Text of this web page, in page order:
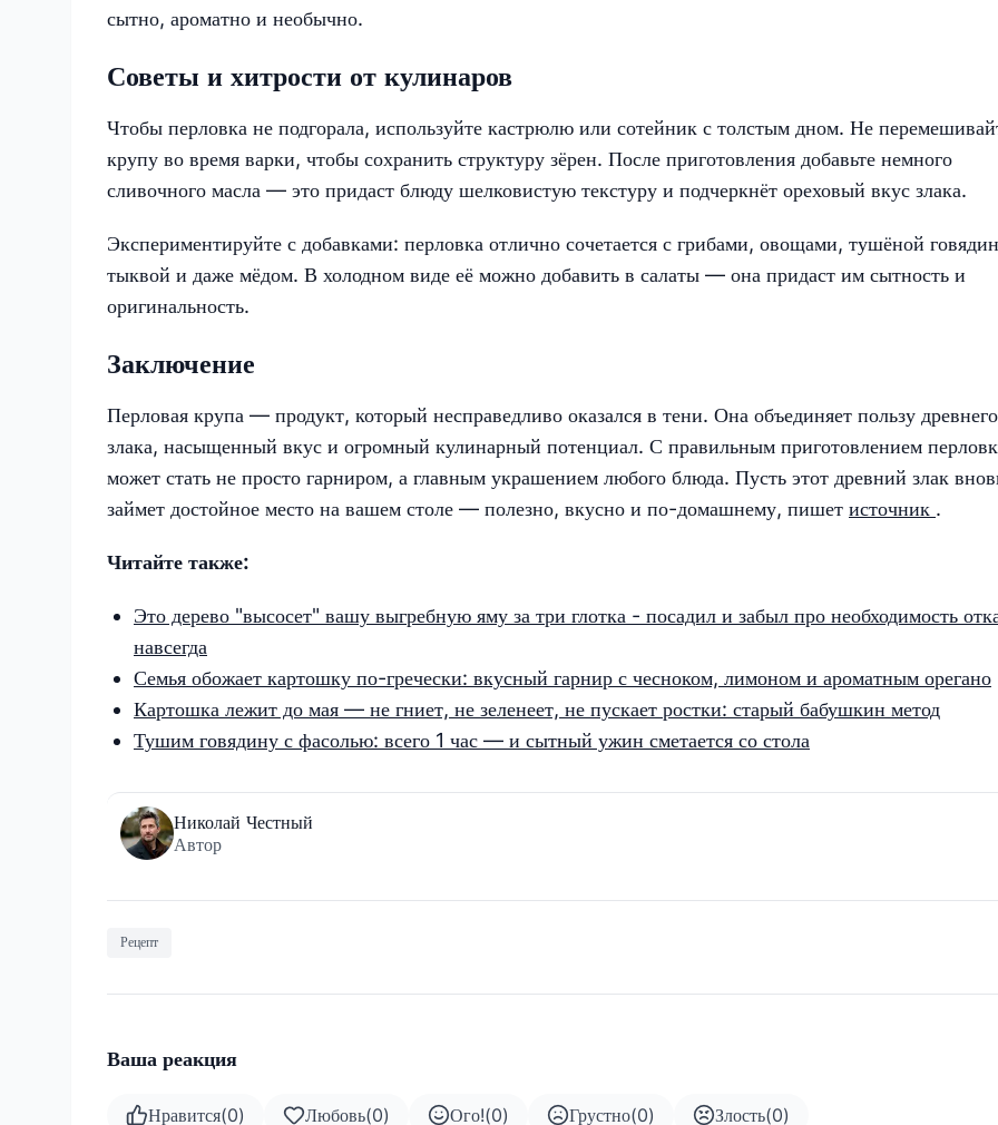
сытно, ароматно и необычно.
Советы и хитрости от кулинаров
Чтобы перловка не подгорала, используйте кастрюлю или сотейник с толстым дном. Не
крупу во время варки, чтобы сохранить структуру зёрен. После приготовления добавьте немного
сливочного масла — это придаст блюду шелковистую текстуру и подчеркнёт ореховый вкус злака.
Экспериментируйте с добавками: перловка отлично сочетается с грибами, овощами, тушёной
тыквой и даже мёдом. В холодном виде её можно добавить в салаты — она придаст им сытность и
оригинальность.
Заключение
Перловая крупа — продукт, который несправедливо оказался в тени. Она объединяет пользу древнего
злака, насыщенный вкус и огромный кулинарный потенциал. С правильным приготовлением
может стать не просто гарниром, а главным украшением любого блюда. Пусть этот древний злак
займет достойное место на вашем столе — полезно, вкусно и по-домашнему, пишет источник .
Читайте также:
Это дерево "высосет" вашу выгребную яму за три глотка - посадил и забыл про необходимость
навсегда
Семья обожает картошку по-гречески: вкусный гарнир с чесноком, лимоном и ароматным орегано
Картошка лежит до мая — не гниет, не зеленеет, не пускает ростки: старый бабушкин метод
Тушим говядину с фасолью: всего 1 час — и сытный ужин сметается со стола
Николай Честный
Автор
Рецепт
Ваша реакция
Нравится(0) Любовь(0) Ого!(0) Грустно(0) Злость(0)